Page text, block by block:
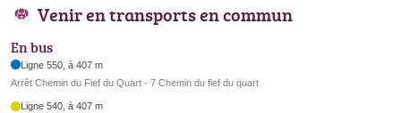
Venir en transports en commun
En bus
Ligne 550, à 407 m
Arrêt Chemin du Fief du Quart - 7 Chemin du fief du quart
Ligne 540, à 407 m